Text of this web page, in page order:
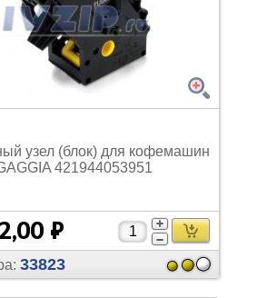
узел (блок) для кофемашин
421944053951
₽
33823